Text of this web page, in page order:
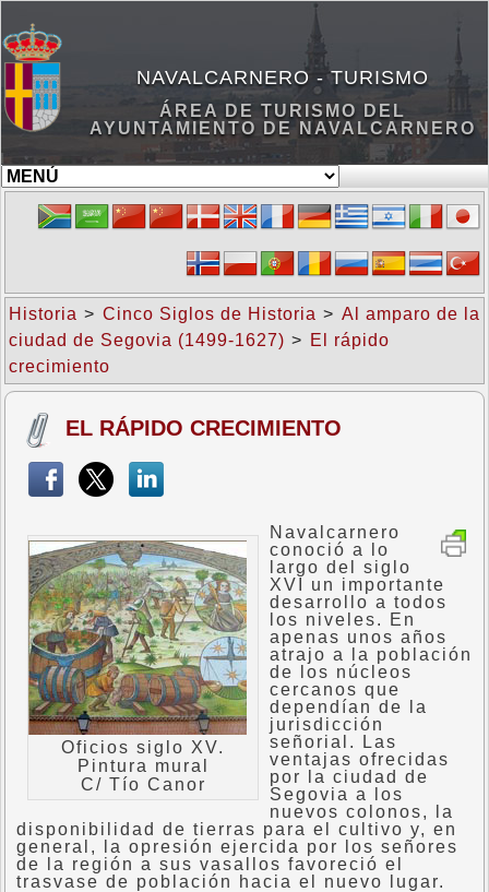
NAVALCARNERO - TURISMO
ÁREA DE TURISMO DEL
AYUNTAMIENTO DE NAVALCARNERO
Historia > Cinco Siglos de Historia > Al amparo de la
ciudad de Segovia (1499-1627) > El rápido
crecimiento
EL RÁPIDO CRECIMIENTO
Oficios siglo XV.
Pintura mural
C/ Tío Canor
Navalcarnero
conoció a lo
largo del siglo
XVI un importante
desarrollo a todos
los niveles. En
apenas unos años
atrajo a la población
de los núcleos
cercanos que
dependían de la
jurisdicción
señorial. Las
ventajas ofrecidas
por la ciudad de
Segovia a los
nuevos colonos, la
disponibilidad de tierras para el cultivo y, en
general, la opresión ejercida por los señores
de la región a sus vasallos favoreció el
trasvase de población hacia el nuevo lugar.